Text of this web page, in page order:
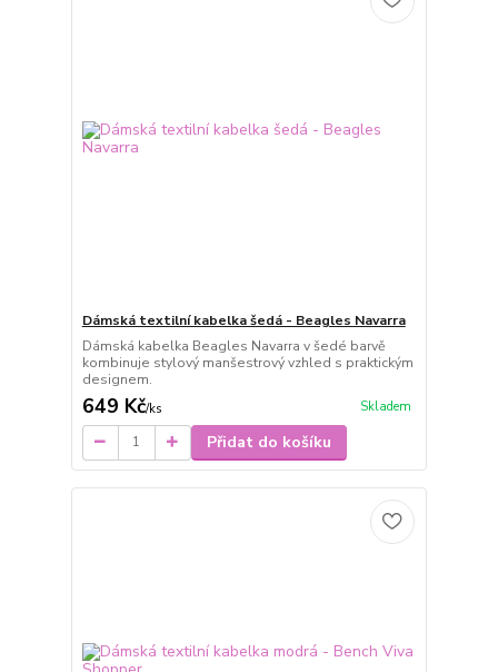
Dámská textilní kabelka šedá - Beagles Navarra
Dámská kabelka Beagles Navarra v šedé barvě
kombinuje stylový manšestrový vzhled s praktickým
designem.
649 Kč/ks Skladem
Přidat do košíku